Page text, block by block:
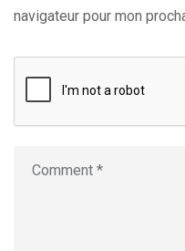
navigateur pour mon